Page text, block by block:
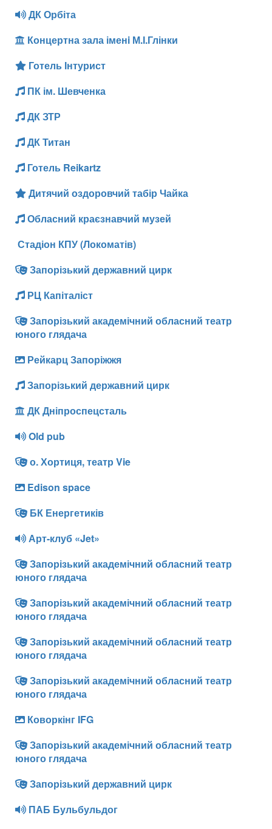
ДК Орбіта
Концертна зала іменi М.І.Глінки
Готель Інтурист
ПК ім. Шевченка
ДК ЗТР
ДК Титан
Готель Reikartz
Дитячий оздоровчий табір Чайка
Обласний краєзнавчий музей
Стадіон КПУ (Локоматів)
Запорізький державний цирк
РЦ Капіталіст
Запорізький академічний обласний театр
юного глядача
Рейкарц Запоріжжя
Запорізький державний цирк
ДК Дніпроспецсталь
Old pub
о. Хортиця, театр Vie
Edison space
БК Енергетиків
Арт-клуб «Jet»
Запорізький академічний обласний театр
юного глядача
Запорізький академічний обласний театр
юного глядача
Запорізький академічний обласний театр
юного глядача
Запорізький академічний обласний театр
юного глядача
Коворкінг IFG
Запорізький академічний обласний театр
юного глядача
Запорізький державний цирк
ПАБ Бульбульдог